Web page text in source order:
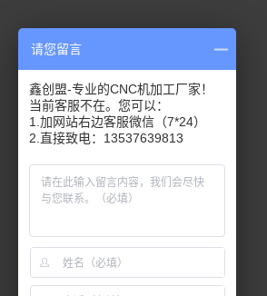
CNC加工
CNC铝合金加工
CNC钛合金加工
CNC精密件加工
CNC五金件加工
请您留言
鑫创盟-专业的CNC机加工厂家！
当前客服不在。您可以：
1.加网站右边客服微信（7*24）
2.直接致电：13537639813